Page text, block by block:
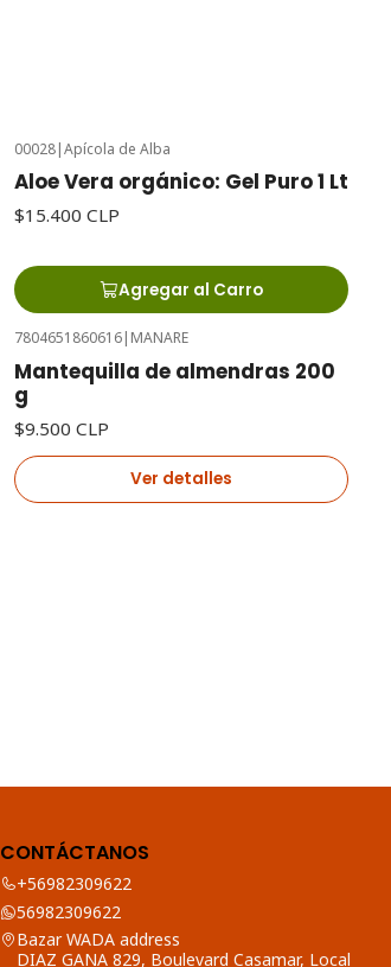
00028|Apícola de Alba
Aloe Vera orgánico: Gel Puro 1 Lt
$15.400 CLP
Agregar al Carro
7804651860616| MANARE
Mantequilla de almendras 200
g
$9.500 CLP
Ver detalles
CONTÁCTANOS
+56982309622
56982309622
Bazar WADA address
DIAZ GANA 829, Boulevard Casamar, Local